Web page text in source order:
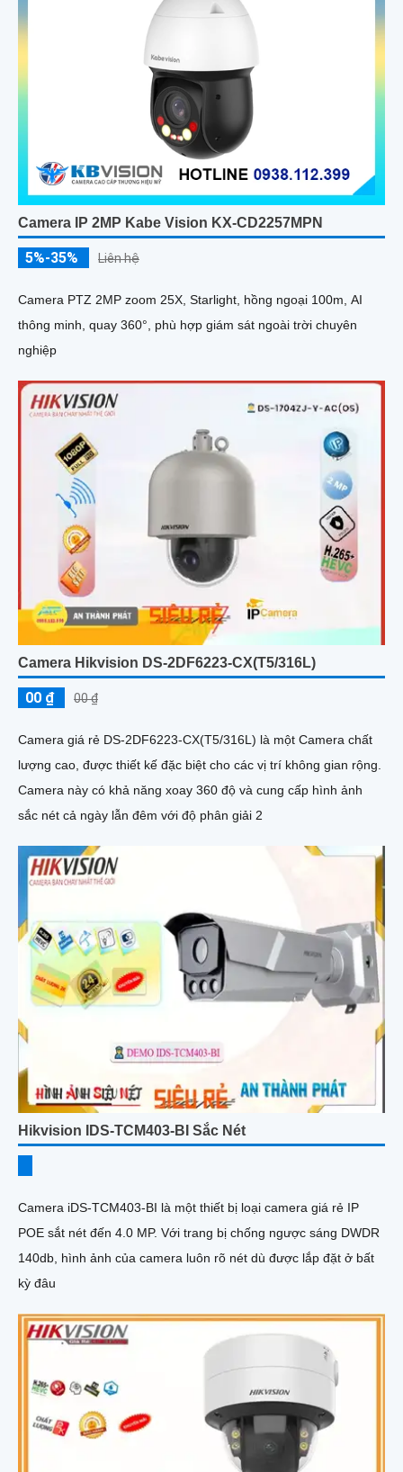
Camera IP 2MP Kabe Vision KX-CD2257MPN
5%-35% Liên hệ
Camera PTZ 2MP zoom 25X, Starlight, hồng ngoại 100m, AI
thông minh, quay 360°, phù hợp giám sát ngoài trời chuyên
nghiệp
Camera Hikvision DS-2DF6223-CX(T5/316L)
00 ₫ 00 ₫
Camera giá rẻ DS-2DF6223-CX(T5/316L) là một Camera chất
lượng cao, được thiết kế đặc biệt cho các vị trí không gian rộng.
Camera này có khả năng xoay 360 độ và cung cấp hình ảnh
sắc nét cả ngày lẫn đêm với độ phân giải 2
Hikvision IDS-TCM403-BI Sắc Nét
Camera iDS-TCM403-BI là một thiết bị loại camera giá rẻ IP
POE sắt nét đến 4.0 MP. Với trang bị chống ngược sáng DWDR
140db, hình ảnh của camera luôn rõ nét dù được lắp đặt ở bất
kỳ đâu